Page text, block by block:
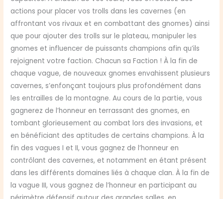
actions pour placer vos trolls dans les cavernes (en
affrontant vos rivaux et en combattant des gnomes) ainsi
que pour ajouter des trolls sur le plateau, manipuler les
gnomes et influencer de puissants champions afin qu’ils
rejoignent votre faction. Chacun sa Faction ! À la fin de
chaque vague, de nouveaux gnomes envahissent plusieurs
cavernes, s’enfonçant toujours plus profondément dans
les entrailles de la montagne. Au cours de la partie, vous
gagnerez de l’honneur en terrassant des gnomes, en
tombant glorieusement au combat lors des invasions, et
en bénéficiant des aptitudes de certains champions. À la
fin des vagues I et II, vous gagnez de l’honneur en
contrôlant des cavernes, et notamment en étant présent
dans les différents domaines liés à chaque clan. À la fin de
la vague III, vous gagnez de l’honneur en participant au